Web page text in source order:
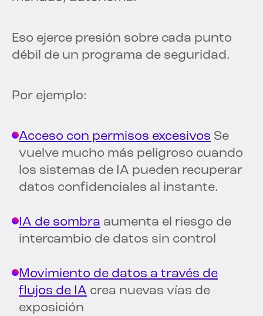
Eso ejerce presión sobre cada punto
débil de un programa de seguridad.
Por ejemplo:
Acceso con permisos excesivos Se
vuelve mucho más peligroso cuando
los sistemas de IA pueden recuperar
datos confidenciales al instante.
IA de sombra aumenta el riesgo de
intercambio de datos sin control
Movimiento de datos a través de
flujos de IA crea nuevas vías de
exposición